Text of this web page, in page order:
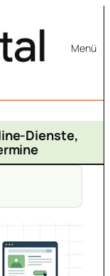
Menü
Dienste,